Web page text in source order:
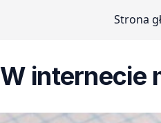
Strona
W internecie